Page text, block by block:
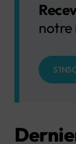
notre